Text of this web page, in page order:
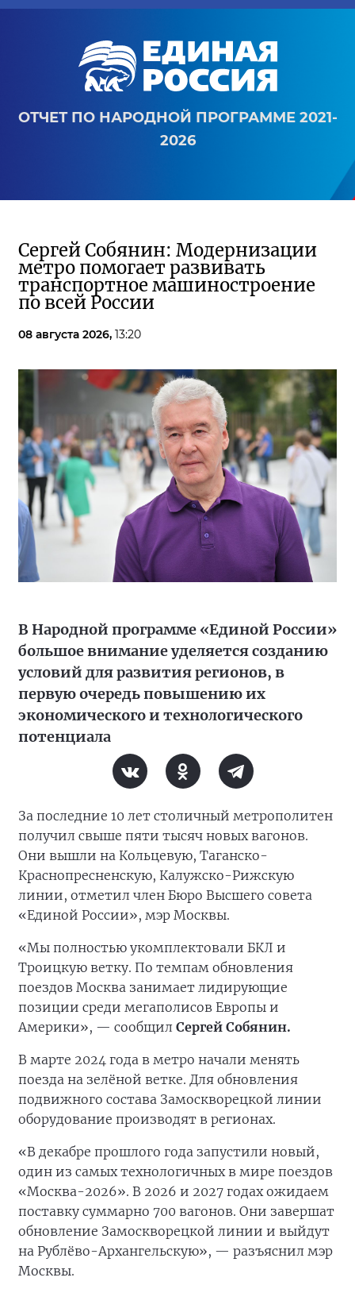
ОТЧЕТ ПО НАРОДНОЙ ПРОГРАММЕ 2021-
2026
Сергей Собянин: Модернизации
метро помогает развивать
транспортное машиностроение
по всей России
08 августа 2026, 13:20
В Народной программе «Единой России»
большое внимание уделяется созданию
условий для развития регионов, в
первую очередь повышению их
экономического и технологического
потенциала
За последние 10 лет столичный метрополитен
получил свыше пяти тысяч новых вагонов.
Они вышли на Кольцевую, Таганско-
Краснопресненскую, Калужско-Рижскую
линии, отметил член Бюро Высшего совета
«Единой России», мэр Москвы.
«Мы полностью укомплектовали БКЛ и
Троицкую ветку. По темпам обновления
поездов Москва занимает лидирующие
позиции среди мегаполисов Европы и
Америки», — сообщил Сергей Собянин.
В марте 2024 года в метро начали менять
поезда на зелёной ветке. Для обновления
подвижного состава Замоскворецкой линии
оборудование производят в регионах.
«В декабре прошлого года запустили новый,
один из самых технологичных в мире поездов
«Москва-2026». В 2026 и 2027 годах ожидаем
поставку суммарно 700 вагонов. Они завершат
обновление Замоскворецкой линии и выйдут
на Рублёво-Архангельскую», — разъяснил мэр
Москвы.